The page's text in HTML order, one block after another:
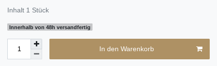
Inhalt 1 Stück
Innerhalb von 48h versandfertig
In den Warenkorb